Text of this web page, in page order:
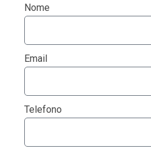
Nome
Email
Telefono